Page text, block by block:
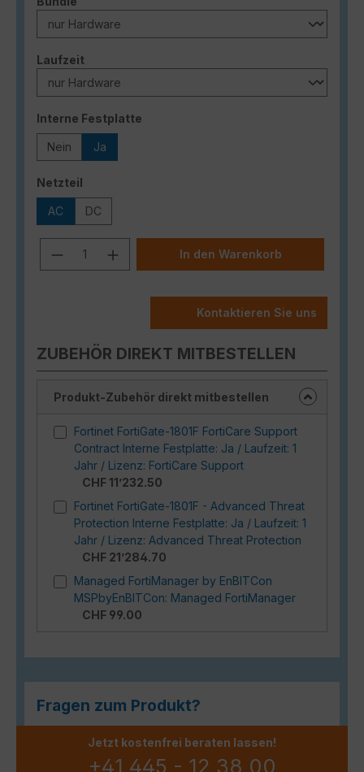
Laufzeitauswählen
Interne Festplatte
Nein Ja
Netzteil
AC DC
Produkt Anzahl: Gib den
In den Warenkorb
Kontaktieren Sie uns
ZUBEHÖR DIREKT MITBESTELLEN
Produkt-Zubehör direkt mitbestellen
Fortinet FortiGate-1801F FortiCare Support
Contract Interne Festplatte: Ja / Laufzeit: 1
Jahr / Lizenz: FortiCare Support
CHF 11’232.50
Fortinet FortiGate-1801F - Advanced Threat
Protection Interne Festplatte: Ja / Laufzeit: 1
Jahr / Lizenz: Advanced Threat Protection
CHF 21’284.70
Managed FortiManager by EnBITCon
MSPbyEnBITCon: Managed FortiManager
CHF 99.00
Fragen zum Produkt?
Jetzt kostenfrei beraten lassen!
+41 445 - 12 38 00